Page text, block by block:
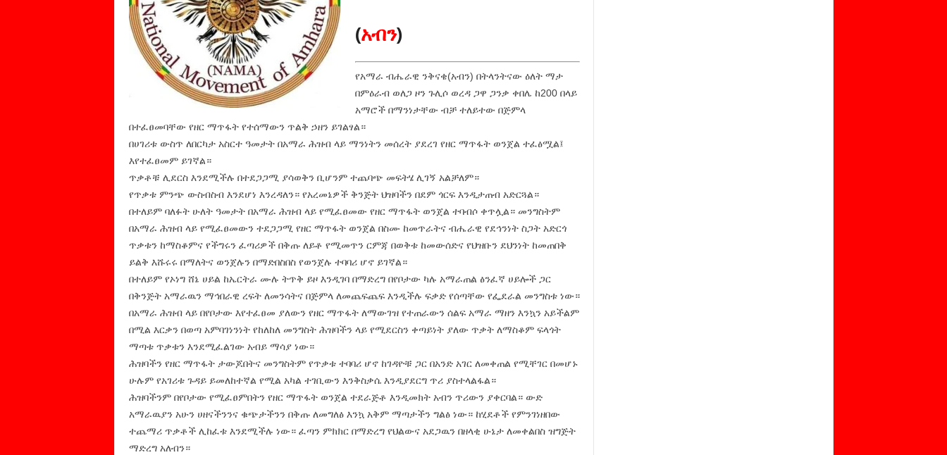
(አብን)
የአማራ ብሔራዊ ንቅናቄ(አብን) በትላንትናው ዕለት ማታ
በምዕራብ ወለጋ ዞን ጉሊሶ ወረዳ ጋዋ ጋንቃ ቀበሌ ከ200 በላይ
አማሮች በማንነታቸው ብቻ ተለይተው በጅምላ
በተፈፀመባቸው የዘር ማጥፋት የተሰማውን ጥልቅ ኃዘን ይገልፃል።
በሀገሪቱ ውስጥ ለበርካታ አስርተ ዓመታት በአማራ ሕዝብ ላይ ማንነትን መሰረት ያደረገ የዘር ማጥፋት ወንጀል ተፈፅሟል፤
እየተፈፀመም ይገኛል።
ጥቃቶቹ ሊደርስ እንደሚችሉ በተደጋጋሚ ያሳወቅን ቢሆንም ተጨባጭ መፍትሄ ሊገኝ አልቻለም።
የጥቃቱ ምንጭ ውስብስብ እንደሆነ እንረዳለን። የአረመኔዎች ቅንጅት ህዝባችን በደም ጎርፍ እንዲታጠብ አድርጓል።
በተለይም ባለፉት ሁለት ዓመታት በአማራ ሕዝብ ላይ የሚፈፀመው የዘር ማጥፋት ወንጀል ተባብሶ ቀጥሏል። መንግስትም
በአማራ ሕዝብ ላይ የሚፈፀመውን ተደጋጋሚ የዘር ማጥፋት ወንጀል በስሙ ከመጥራትና ብሔራዊ የደኅንነት ስጋት አድርጎ
ጥቃቱን ከማስቆምና የችግሩን ፈጣሪዎች በቅጡ ለይቶ የሚመጥን ርምጃ በወቅቱ ከመውሰድና የህዝቡን ደህንነት ከመጠበቅ
ይልቅ እሹሩሩ በማለትና ወንጀሉን በማድበስበስ የወንጀሉ ተባባሪ ሆኖ ይገኛል።
በተለይም የኦነግ ሸኔ ሀይል ከኤርትራ ሙሉ ትጥቅ ይዞ እንዲገባ በማድረግ በየቦታው ካሉ አማራጠል ፅንፈኛ ሀይሎች ጋር
በቅንጅት አማራዉን ማኅበራዊ ረፍት ለመንሳትና በጅምላ ለመጨፍጨፍ እንዲችሉ ፍቃድ የሰጣቸው የፌደራል መንግስቱ ነው።
በአማራ ሕዝብ ላይ በየቦታው እየተፈፀመ ያለውን የዘር ማጥፋት ለማውገዝ የተጠራውን ሰልፍ አማራ ማዘን እንኳን አይችልም
በሚል እርቃን በወጣ አምባገነንነት የከለከለ መንግስት ሕዝባችን ላይ የሚደርስን ቀጣይነት ያለው ጥቃት ለማስቆም ፍላጎት
ማጣቱ ጥቃቱን እንደሚፈልገው አብይ ማሳያ ነው።
ሕዝባችን የዘር ማጥፋት ታውጆበትና መንግስትም የጥቃቱ ተባባሪ ሆኖ ከገዳዮቹ ጋር በአንድ አገር ለመቀጠል የሚቸገር በመሆኑ
ሁሉም የአገሪቱ ጉዳይ ይመለከተኛል የሚል አካል ተገቢውን እንቅስቃሴ እንዲያደርግ ጥሪ ያስተላልፋል።
ሕዝባችንም በየቦታው የሚፈፀምበትን የዘር ማጥፋት ወንጀል ተደራጅቶ እንዲመክት አብን ጥሪውን ያቀርባል። ውድ
አማራዉያን አሁን ሀዘናችንንና ቁጭታችንን በቅጡ ለመግለፅ እንኳ አቅም ማጣታችን ግልፅ ነው። ከሂደቶች የምንገነዘበው
ተጨማሪ ጥቃቶች ሊከፈቱ እንደሚችሉ ነው። ፈጣን ምክክር በማድረግ የህልውና አደጋዉን በዘላቂ ሁኔታ ለመቀልበስ ዝግጅት
ማድረግ አለብን።